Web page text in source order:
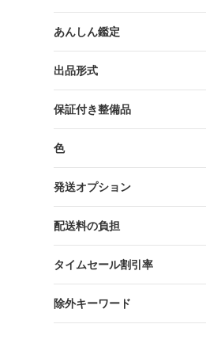
あんしん鑑定
出品形式
保証付き整備品
色
発送オプション
配送料の負担
タイムセール割引率
除外キーワード